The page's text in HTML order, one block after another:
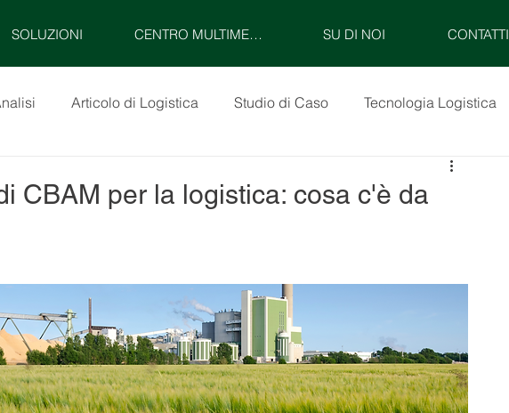
SOLUZIONI SU DI NOI CONTATTI
CENTRO MULTIMEDIALE
Articolo di Logistica Studio di Caso Tecnologia Logistica
CBAM per la logistica: cosa c'è da